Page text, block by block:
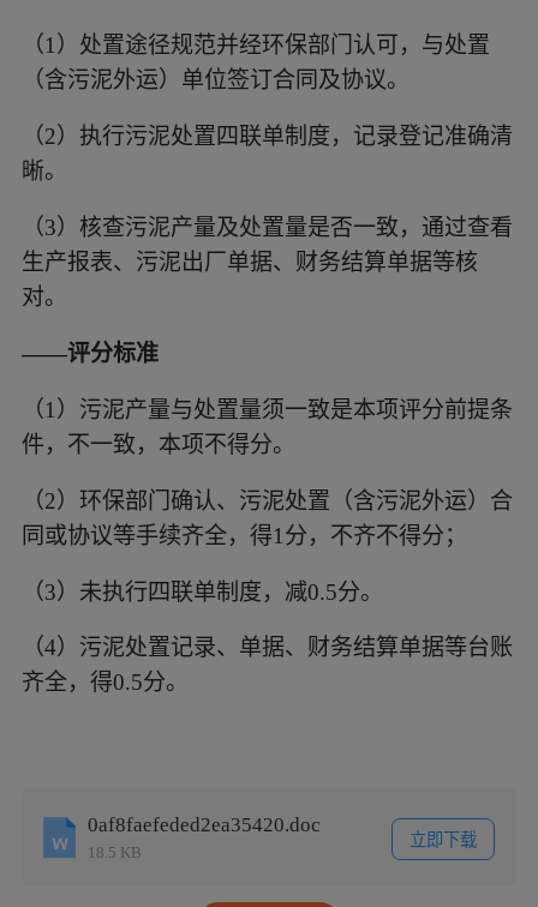
（1） 处置途径规范并经环保部门认可，与处置
（含污泥外运）单位签订合同及协议。
（2） 执行污泥处置四联单制度，记录登记准确清
晰。
（3） 核查污泥产量及处置量是否一致，通过查看
生产报表、污泥出厂单据、财务结算单据等核
对。
——评分标准
（1） 污泥产量与处置量须一致是本项评分前提条
件，不一致，本项不得分。
（2） 环保部门确认、污泥处置（含污泥外运）合
同或协议等手续齐全，得1分，不齐不得分；
（3） 未执行四联单制度，减0.5分。
（4）污泥处置记录、单据、财务结算单据等台账
齐全，得0.5分。
0af8faefeded2ea35420.doc
18.5 KB
立即下载